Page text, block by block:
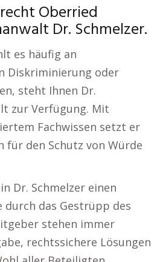
Oberried
Dr. Schmelzer.
es häufig an
Diskriminierung oder
steht Ihnen Dr.
zur Verfügung. Mit
Fachwissen setzt er
für den Schutz von Würde
Dr. Schmelzer einen
durch das Gestrüpp des
stehen immer
rechtssichere Lösungen